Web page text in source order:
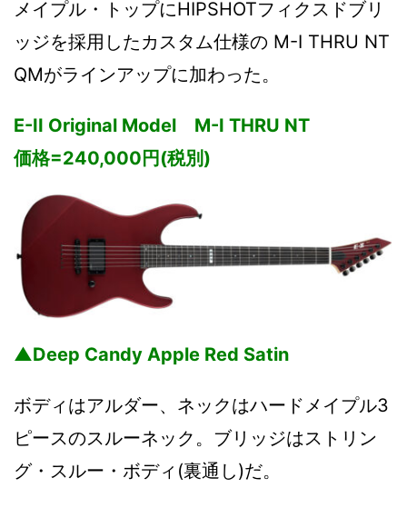
メイプル・トップにHIPSHOTフィクスドブリ
ッジを採用したカスタム仕様の M-I THRU NT
QMがラインアップに加わった。
E-II Original Model M-I THRU NT
価格=240,000円(税別)
▲Deep Candy Apple Red Satin
ボディはアルダー、ネックはハードメイプル3
ピースのスルーネック。ブリッジはストリン
グ・スルー・ボディ(裏通し)だ。